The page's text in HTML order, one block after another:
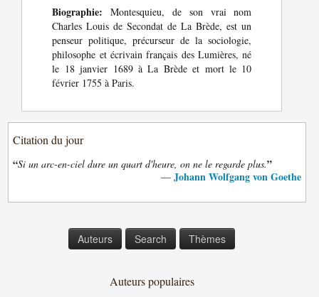
Biographie: Montesquieu, de son vrai nom
Charles Louis de Secondat de La Brède, est un
penseur politique, précurseur de la sociologie,
philosophe et écrivain français des Lumières, né
le 18 janvier 1689 à La Brède et mort le 10
février 1755 à Paris.
Citation du jour
“Si un arc-en-ciel dure un quart d'heure, on ne le regarde plus.”
— Johann Wolfgang von Goethe
Auteurs Search Thèmes
Auteurs populaires